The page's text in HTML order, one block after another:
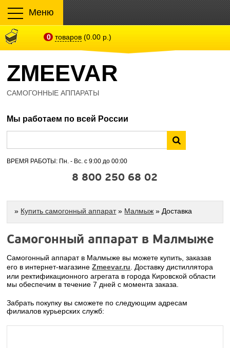
Меню
0 товаров (0.00 р.)
ZMEEVAR
САМОГОННЫЕ АППАРАТЫ
Мы работаем по всей России
ВРЕМЯ РАБОТЫ: Пн. - Вс. с 9:00 до 00:00
8 800 250 68 02
» Купить самогонный аппарат» Малмыж » Доставка
Самогонный аппарат в Малмыже
Самогонный аппарат в Малмыже вы можете купить, заказав
его в интернет-магазинеZmeevar.ru . Доставку дистиллятора
или ректификационного агрегата в города Кировской области
мы обеспечим в течение 7 дней с момента заказа.
Забрать покупку вы сможете по следующим адресам
филиалов курьерских служб: